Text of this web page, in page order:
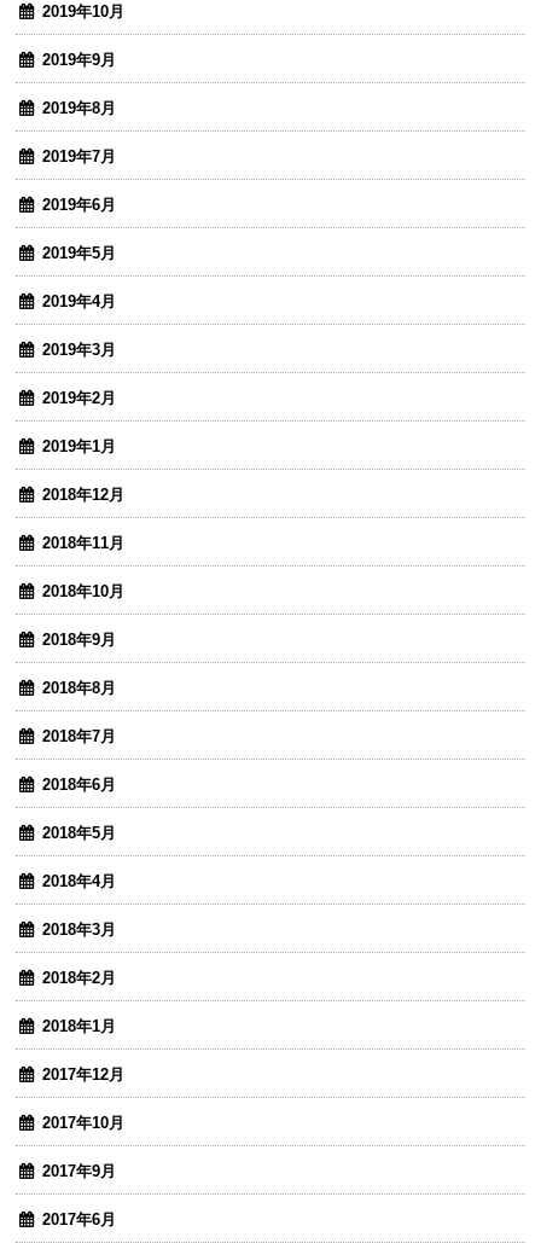
2019年10月
2019年9月
2019年8月
2019年7月
2019年6月
2019年5月
2019年4月
2019年3月
2019年2月
2019年1月
2018年12月
2018年11月
2018年10月
2018年9月
2018年8月
2018年7月
2018年6月
2018年5月
2018年4月
2018年3月
2018年2月
2018年1月
2017年12月
2017年10月
2017年9月
2017年6月